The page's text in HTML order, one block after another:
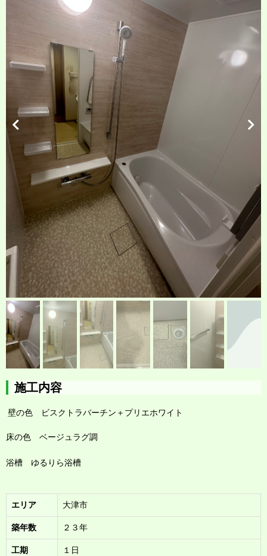
施工内容
壁の色 ビスクトラバーチン ＋プリエホワイト
床の色 ベージュラグ調
浴槽 ゆるりら浴槽
エリア 大津市
築年数 ２３年
工期 １日